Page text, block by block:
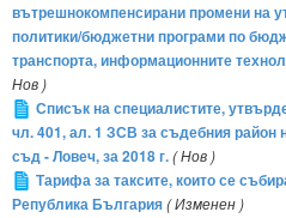
вътрешнокомпенсирани промени на
политики/бюджетни програми по
транспорта, информационните
Нов )
Списък на специалистите,
чл. 401, ал. 1 ЗСВ за съдебния
съд - Ловеч, за 2018 г.( Нов )
Тарифа за таксите, които се
Република България( Изменен )